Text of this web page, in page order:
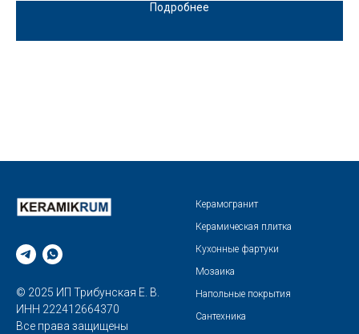
Подробнее
© 2025 ИП Трибунская Е. В.
ИНН 222412664370
Все права защищены
Керамогранит
Керамическая плитка
Кухонные фартуки
Мозаика
Напольные покрытия
Сантехника